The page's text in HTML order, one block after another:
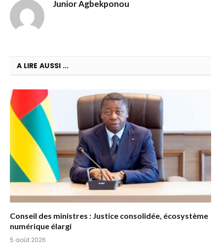
Junior Agbekponou
A LIRE AUSSI ...
Conseil des ministres : Justice consolidée, écosystème
numérique élargi
5 août 2026